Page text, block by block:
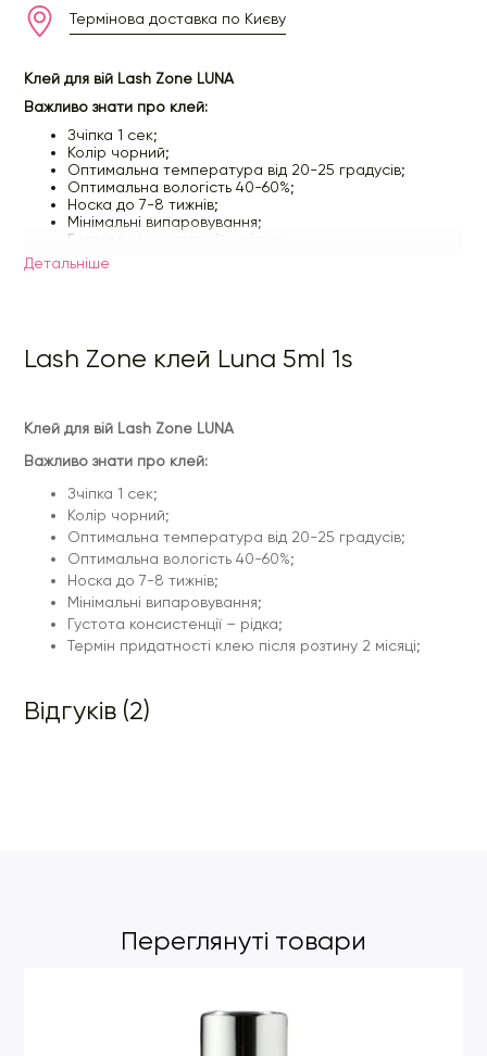
Термінова доставка по Києву
Клей для вій Lash Zone LUNA
Важливо знати про клей:
Зчіпка 1 сек;
Колір чорний;
Оптимальна температура від 20-25 градусів;
Оптимальна вологість 40-60%;
Носка до 7-8 тижнів;
Мінімальні випаровування;
Густота консистенції – рідка;
Термін придатності клею після розтину 2 місяці;
Детальнiше
Lash Zone клей Luna 5ml 1s
Клей для вій Lash Zone LUNA
Важливо знати про клей:
Зчіпка 1 сек;
Колір чорний;
Оптимальна температура від 20-25 градусів;
Оптимальна вологість 40-60%;
Носка до 7-8 тижнів;
Мінімальні випаровування;
Густота консистенції – рідка;
Термін придатності клею після розтину 2 місяці;
Відгуків (2)
Переглянуті товари